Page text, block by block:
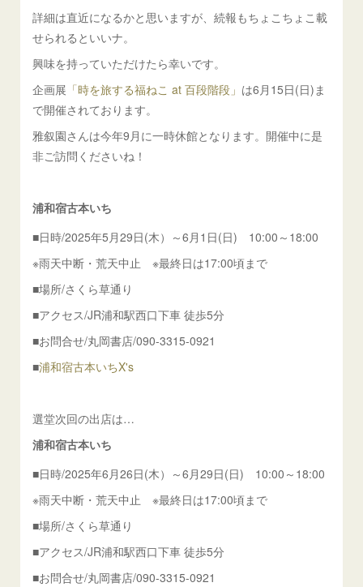
詳細は直近になるかと思いますが、続報もちょこちょこ載
せられるといいナ。
興味を持っていただけたら幸いです。
企画展 「時を旅する福ねこ at 百段階段」 は6月15日(日)ま
で開催されております。
雅叙園さんは今年9月に一時休館となります。開催中に是
非ご訪問くださいね！
浦和宿古本いち
■日時/2025年5月29日(木）～6月1日(日) 10:00～18:00
※雨天中断・荒天中止 ※最終日は17:00頃まで
■場所/さくら草通り
■アクセス/JR浦和駅西口下車 徒歩5分
■お問合せ/丸岡書店/090-3315-0921
■浦和宿古本いちX's
選堂次回の出店は…
浦和宿古本いち
■日時/2025年6月26日(木）～6月29日(日) 10:00～18:00
※雨天中断・荒天中止 ※最終日は17:00頃まで
■場所/さくら草通り
■アクセス/JR浦和駅西口下車 徒歩5分
■お問合せ/丸岡書店/090-3315-0921